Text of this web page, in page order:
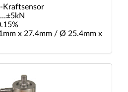
Kraftsensor
x 27.4mm / Ø 25.4mm x